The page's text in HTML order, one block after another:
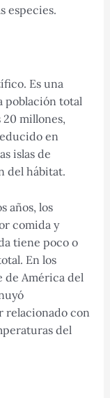
especies.
Es una
población total
millones,
en
islas de
del hábitat.
años, los
comida y
tiene poco o
En los
de América del
relacionado con
del